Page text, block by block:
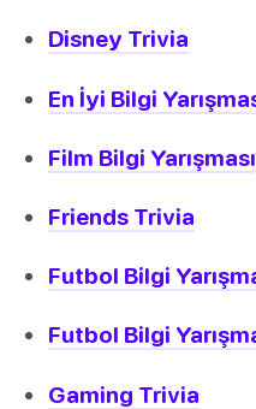
Disney Trivia
En İyi Bilgi
Film Bilgi Yarışması
Friends Trivia
Futbol Bilgi
Futbol Bilgi
Gaming Trivia